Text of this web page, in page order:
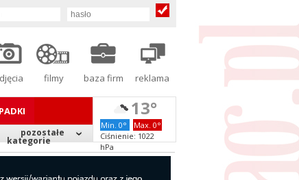
filmy baza firm reklama
pozostałe
kategorie
13°
Min. 0°
Max. 0°
Ciśnienie: 1022
hPa